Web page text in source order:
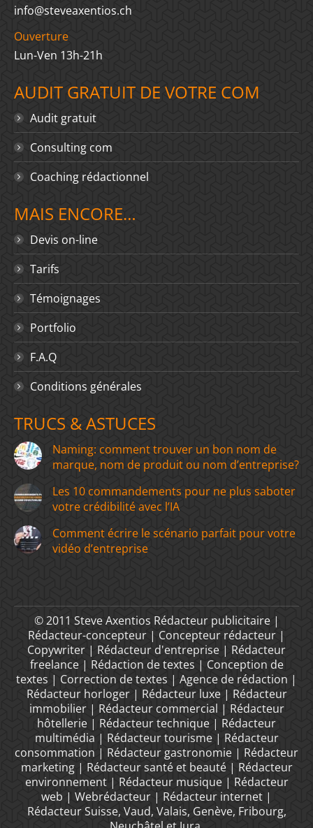
info@steveaxentios.ch
Ouverture
Lun-Ven 13h-21h
AUDIT GRATUIT DE VOTRE COM
Audit gratuit
Consulting com
Coaching rédactionnel
MAIS ENCORE…
Devis on-line
Tarifs
Témoignages
Portfolio
F.A.Q
Conditions générales
TRUCS & ASTUCES
Naming: comment trouver un bon nom de
marque, nom de produit ou nom d’entreprise?
Les 10 commandements pour ne plus saboter
votre crédibilité avec l’IA
Comment écrire le scénario parfait pour votre
vidéo d’entreprise
© 2011 Steve Axentios Rédacteur publicitaire |
Rédacteur-concepteur | Concepteur rédacteur |
Copywriter | Rédacteur d'entreprise | Rédacteur
freelance | Rédaction de textes | Conception de
textes | Correction de textes | Agence de rédaction |
Rédacteur horloger | Rédacteur luxe | Rédacteur
immobilier | Rédacteur commercial | Rédacteur
hôtellerie | Rédacteur technique | Rédacteur
multimédia | Rédacteur tourisme | Rédacteur
consommation | Rédacteur gastronomie | Rédacteur
marketing | Rédacteur santé et beauté | Rédacteur
environnement | Rédacteur musique | Rédacteur
web | Webrédacteur | Rédacteur internet |
Rédacteur Suisse, Vaud, Valais, Genève, Fribourg,